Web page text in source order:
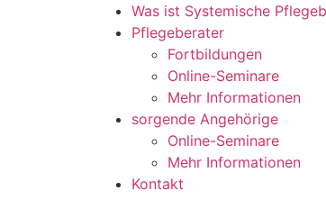
Was ist Systemische
Pflegeberater
Fortbildungen
Online-Seminare
Mehr Informationen
sorgende Angehörige
Online-Seminare
Mehr Informationen
Kontakt